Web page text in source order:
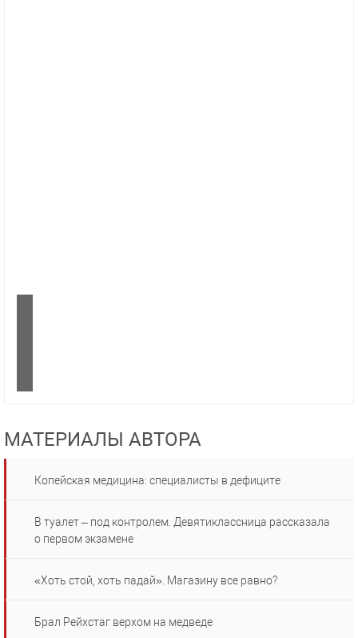
МАТЕРИАЛЫ АВТОРА
Копейская медицина: специалисты в дефиците
В туалет – под контролем. Девятиклассница рассказала
о первом экзамене
«Хоть стой, хоть падай». Магазину все равно?
Брал Рейхстаг верхом на медведе